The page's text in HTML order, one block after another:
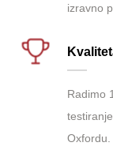
izravno
Radimo
Oxfordu.